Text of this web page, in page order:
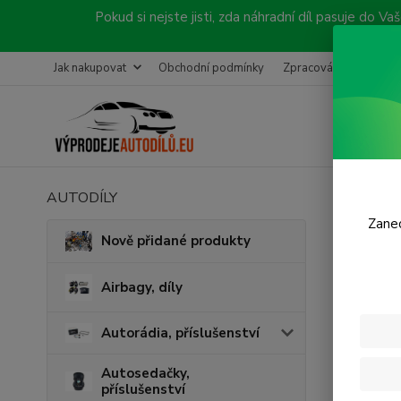
Pokud si nejste jisti, zda náhradní díl pasuje do
Jak nakupovat Obchodní podmínky Zpracování objednávky
AUTODÍLY
Nově přidané produkty
Airbagy, díly
Autorádia, příslušenství
Autosedačky,
příslušenství